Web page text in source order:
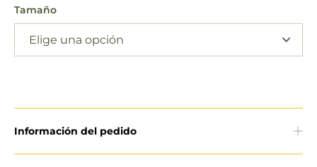
Tamaño
Información del pedido